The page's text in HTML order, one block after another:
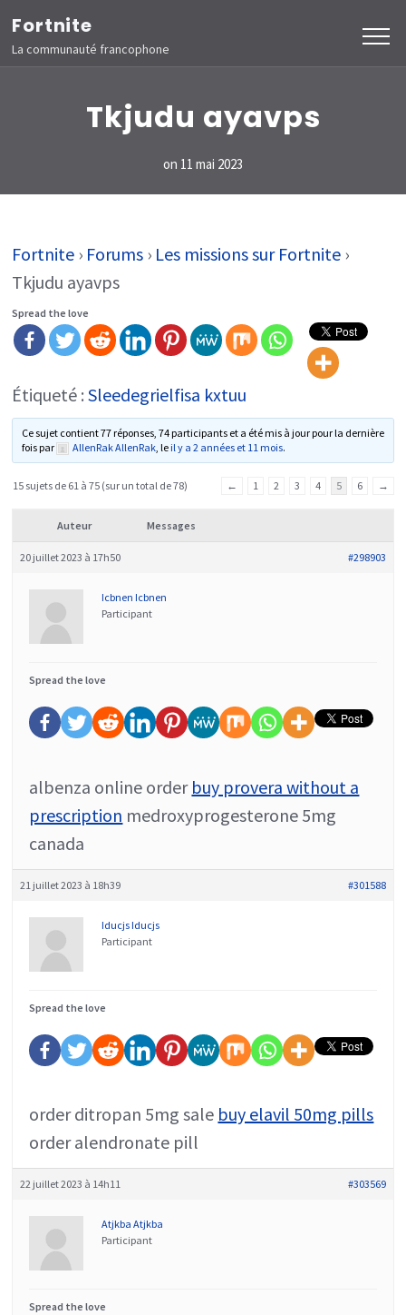
Aller
au
contenu
Fortnite
La communauté francophone
Tkjudu ayavps
on 11 mai 2023
Fortnite › Forums › Les missions sur Fortnite ›
Tkjudu ayavps
Spread the love
Étiqueté :Sleedegrielfisa kxtuu
Ce sujet contient 77 réponses, 74 participants et a été mis à jour pour la dernière
fois par
AllenRak AllenRak, le il y a 2 années et 11 mois.
15 sujets de 61 à 75 (sur un total de 78) ← 1 2 3 4 5 6 →
Auteur Messages
20 juillet 2023 à 17h50 #298903
Icbnen Icbnen
Participant
Spread the love
albenza online order buy provera without a
prescription medroxyprogesterone 5mg
canada
21 juillet 2023 à 18h39 #301588
Iducjs Iducjs
Participant
Spread the love
order ditropan 5mg sale buy elavil 50mg pills
order alendronate pill
22 juillet 2023 à 14h11 #303569
Atjkba Atjkba
Participant
Spread the love